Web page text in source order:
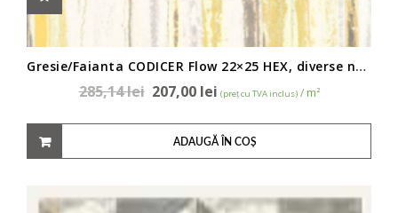
Gresie/Faianta CODICER Flow 22×25 HEX, diverse nuante • PT05512-PT05744
285,14lei 207,00 lei (preț cu TVA inclus) / m²
ADAUGĂ ÎN COȘ